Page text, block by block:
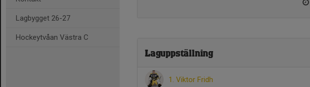
Lagbygget 26-27
Hockeytvåan Västra C
Laguppställning
1. Viktor Fridh